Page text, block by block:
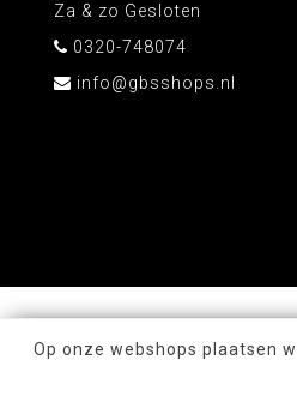
Za & zo Gesloten
0320-748074
info@gbsshops.nl
Op onze webshops plaatsen